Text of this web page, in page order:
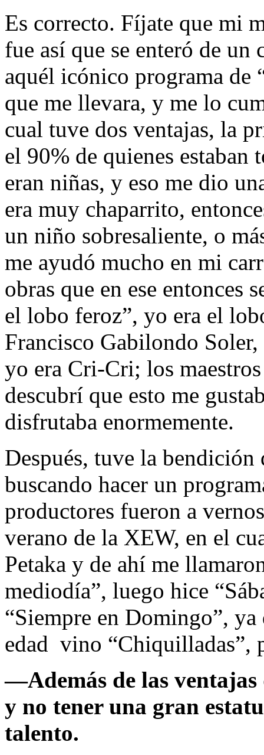
Es correcto. Fíjate que mi
fue así que se enteró de un
aquél icónico programa de
que me llevara, y me lo
cual tuve dos ventajas, la
el 90% de quienes estaban
eran niñas, y eso me dio
era muy chaparrito,
un niño sobresaliente, o
me ayudó mucho en mi
obras que en ese entonces
el lobo feroz”, yo era el
Francisco Gabilondo
yo era Cri-Cri; los
descubrí que esto me
disfrutaba enormemente.
Después, tuve la bendición
buscando hacer un
productores fueron a
verano de la XEW, en el
Petaka y de ahí me
mediodía”, luego hice
“Siempre en Domingo”, ya
edad vino “Chiquilladas”,
—Además de las
y no tener una gran
talento.